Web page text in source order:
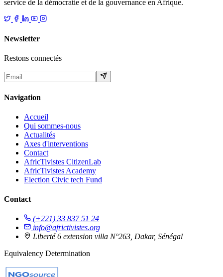
service de la démocratie et de la gouvernance en Afrique.
Newsletter
Restons connectés
Navigation
Accueil
Qui sommes-nous
Actualités
Axes d'interventions
Contact
AfricTivistes CitizenLab
AfricTivistes Academy
Election Civic tech Fund
Contact
(+221) 33 837 51 24
info@africtivistes.org
Liberté 6 extension villa N°263, Dakar, Sénégal
Equivalency Determination